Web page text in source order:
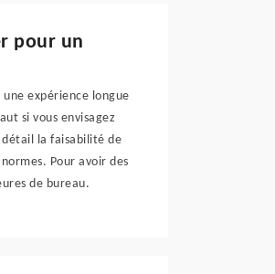
pour un
expérience longue
si vous envisagez
détail la faisabilité de
Pour avoir des
de bureau.